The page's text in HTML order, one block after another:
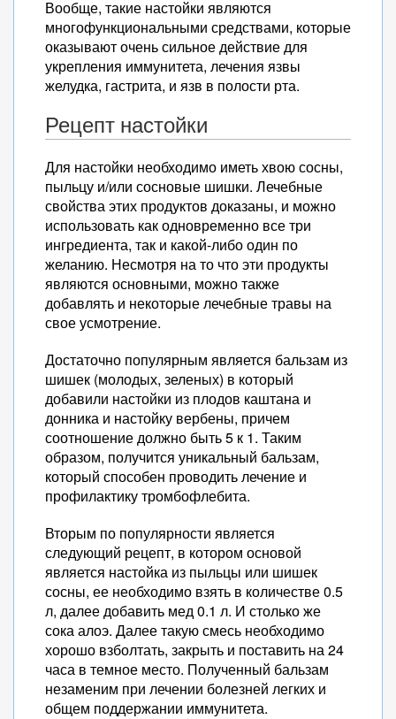
Вообще, такие настойки являются
многофункциональными средствами, которые
оказывают очень сильное действие для
укрепления иммунитета, лечения язвы
желудка, гастрита, и язв в полости рта.
Рецепт настойки
Для настойки необходимо иметь хвою сосны,
пыльцу и/или сосновые шишки. Лечебные
свойства этих продуктов доказаны, и можно
использовать как одновременно все три
ингредиента, так и какой-либо один по
желанию. Несмотря на то что эти продукты
являются основными, можно также
добавлять и некоторые лечебные травы на
свое усмотрение.
Достаточно популярным является бальзам из
шишек (молодых, зеленых) в который
добавили настойки из плодов каштана и
донника и настойку вербены, причем
соотношение должно быть 5 к 1. Таким
образом, получится уникальный бальзам,
который способен проводить лечение и
профилактику тромбофлебита.
Вторым по популярности является
следующий рецепт, в котором основой
является настойка из пыльцы или шишек
сосны, ее необходимо взять в количестве 0.5
л, далее добавить мед 0.1 л. И столько же
сока алоэ. Далее такую смесь необходимо
хорошо взболтать, закрыть и поставить на 24
часа в темное место. Полученный бальзам
незаменим при лечении болезней легких и
общем поддержании иммунитета.